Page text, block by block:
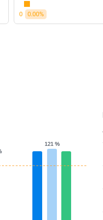
0 0.00%
121 %
121 %